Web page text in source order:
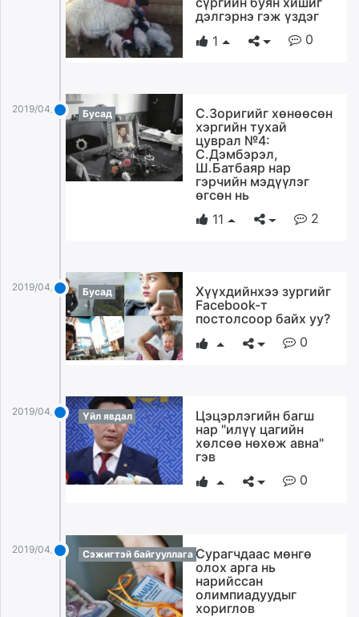
24tsag.mn
shuud.mn
ergelt.mn
unen.mn
shudarga.mn
shuurhai.mn
mglradio.com
tumen.mn
tvmongolia.mn
mass.mn
дэлгэрнэ гэж үздэг
1
0
2019/04/03 Бусад
С.Зоригийг хөнөөсөн
хэргийн тухай
цуврал №4:
С.Дэмбэрэл,
Ш.Батбаяр нар
гэрчийн мэдүүлэг
өгсөн нь
11
2
2019/04/03 Бусад
Хүүхдийнхээ зургийг
Facebook-т
постолсоор байх уу?
0
2019/04/03 Үйл явдал
Цэцэрлэгийн багш
нар "илүү цагийн
хөлсөө нөхөж авна"
гэв
0
2019/04/03 Сэжигтэй байгууллага Сурагчдаас мөнгө
олох арга нь
нарийссан
олимпиадуудыг
хориглов